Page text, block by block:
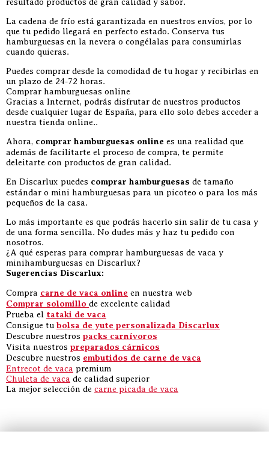
La cadena de frío está garantizada en nuestros envíos, por lo
que tu pedido llegará en perfecto estado. Conserva tus
hamburguesas en la nevera o congélalas para consumirlas
cuando quieras.
Puedes comprar desde la comodidad de tu hogar y recibirlas en
un plazo de 24-72 horas.
Comprar hamburguesas online
Gracias a Internet, podrás disfrutar de nuestros productos
desde cualquier lugar de España, para ello solo debes acceder a
nuestra tienda online..
Ahora, comprar hamburguesas online es una realidad que
además de facilitarte el proceso de compra, te permite
deleitarte con productos de gran calidad.
En Discarlux puedes comprar hamburguesas de tamaño
estándar o mini hamburguesas para un picoteo o para los más
pequeños de la casa.
Lo más importante es que podrás hacerlo sin salir de tu casa y
de una forma sencilla. No dudes más y haz tu pedido con
nosotros.
¿A qué esperas para comprar hamburguesas de vaca y
minihamburguesas en Discarlux?
Sugerencias Discarlux:
Compra carne de vaca online en nuestra web
Comprar solomillo de excelente calidad
Prueba el tataki de vaca
Consigue tu bolsa de yute personalizada Discarlux
Descubre nuestros packs carnívoros
Visita nuestros preparados cárnicos
Descubre nuestros embutidos de carne de vaca
Entrecot de vaca premium
Chuleta de vaca de calidad superior
La mejor selección de carne picada de vaca